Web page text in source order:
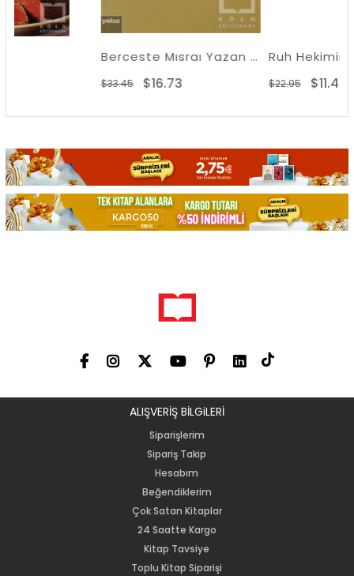
Berceste Mısraı Yazan Komünist - Enver Gökçe
$16.73
Ruh Hekiminin
$11.47
ALIŞVERİŞ BİLGiLERİ
Siparişlerim
Sipariş Takip
Hesabım
Beğendiklerim
Çok Satan Kitaplar
24 Saatte Kargo
Kitap Tavsiye
Toplu Kitap Siparişi